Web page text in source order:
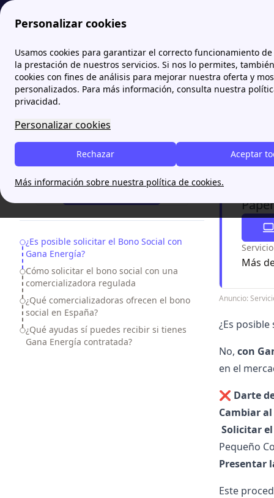
Personalizar cookies
Usamos cookies para garantizar el correcto funcionamiento
la prestación de nuestros servicios. Si nos lo permites,
cookies con fines de análisis para mejorar nuestra oferta y
personalizados. Para más información, consulta nuestra
privacidad.
Personalizar cookies
Aceptar
Rechazar
Más información sobre nuestra política de cookies.
Papernest.es Gana Energía ¿Se puede solicitar el bono
¿Necesitas ayuda?
¡Te Llamamos!
Table of Contents
¿Es posible solicitar el Bono Social con
Gana Energía?
Cómo solicitar el bono social con una
comercializadora regulada
¿Qué comercializadoras ofrecen el bono
social en España?
¿Qué ayudas sí puedes recibir si tienes
Gana Energía contratada?
¿Se
Esta
una
Más
Anuncio:
¿Es
No, con
en el
❌ Darte
Cambiar
Solicitar
Pequeño
Presentar
Este